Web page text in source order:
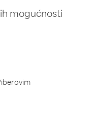
mogućnosti